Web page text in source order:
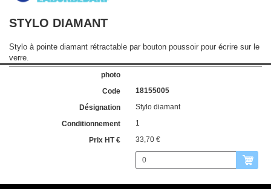
STYLO DIAMANT
Stylo à pointe diamant rétractable par bouton poussoir pour écrire sur le
verre.
18155005
Stylo diamant
1
33,70 €